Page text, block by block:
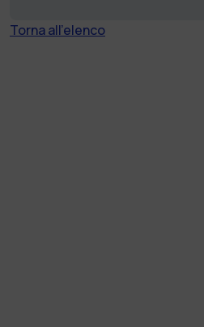
Torna all'elenco